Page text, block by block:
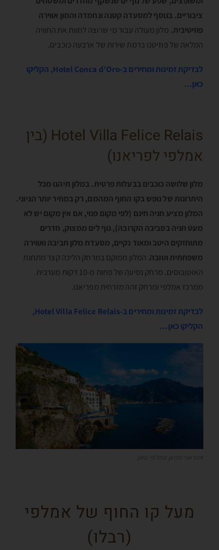
ציבוריים. בנוסף למסעדה קטנה ונחמדה והמון אווירה
פוזיטיבית. מלון מעולה עבור מי שרוצה לחוות את החוויה
המלאה של פוזיטנו ברמת שירות של ארבעה כוכבים.
לבדיקת זמינות ומחירים ב-Hotel Conca d'Oro, הקליקו
כאן…
Hotel Villa Felice Relais (בין
אמלפי לפריאנו)
מלון שלושה כוכבים בבעלות פרטית. במלון תיהנו מכל
היתרונות של נופש בקו החוף המהמם, רק במחיר יותר הגיוני.
המלון מציע חניה חינם (לפי מקום פנוי, אם אין מקום יש לא
מעט חניה בסביבה הקרובה), נוף לים ממצוק, חדרים
מתוחזקים היטב ומאוד נקיים, מסעדת מלון חביבה ואווירה
משפחתית וטובה. המלון ממוקם במרחק הליכה קצר מתחנת
האוטובוסים. מרחק נסיעה של פחות מ-10 דקות מערבית
ממרכז אמלפי ומרחק זהה מזרחית מפריאנו.
לבדיקת זמינות ומחירים ב-Hotel Villa Felice Relais,
הקליקו כאן…
מעל קו החוף של אמלפי
(רבלו)